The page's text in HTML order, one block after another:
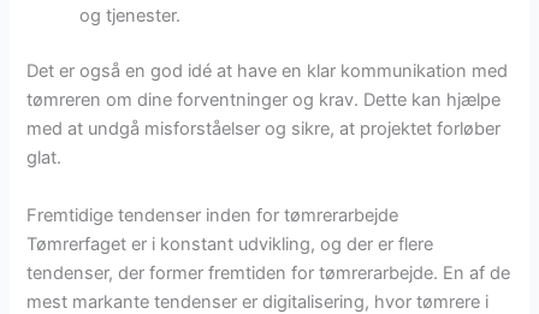
og tjenester.
Det er også en god idé at have en klar kommunikation med
tømreren om dine forventninger og krav. Dette kan hjælpe
med at undgå misforståelser og sikre, at projektet forløber
glat.
Fremtidige tendenser inden for tømrerarbejde
Tømrerfaget er i konstant udvikling, og der er flere
tendenser, der former fremtiden for tømrerarbejde. En af de
mest markante tendenser er digitalisering, hvor tømrere i